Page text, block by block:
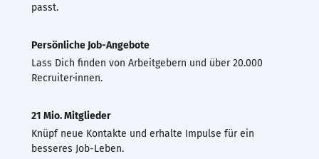
passt.
Persönliche Job-Angebote
Lass Dich finden von Arbeitgebern und über 20.000
Recruiter·innen.
21 Mio. Mitglieder
Knüpf neue Kontakte und erhalte Impulse für ein
besseres Job-Leben.